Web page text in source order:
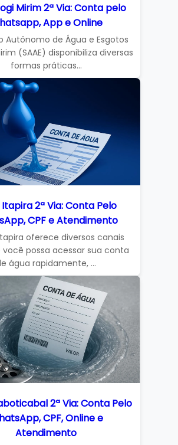
Mirim 2ª Via: Conta pelo
App e Online
Autônomo de Água e Esgotos
(SAAE) disponibiliza diversas
formas práticas...
Itapira 2ª Via: Conta Pelo
CPF e Atendimento
Itapira oferece diversos canais
você possa acessar sua conta
água rapidamente, ...
2ª Via: Conta Pelo
CPF, Online e
Atendimento